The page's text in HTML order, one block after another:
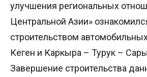
улучшения региональных
Центральной Азии»
строительством
Кеген и Каркыра – Турук –
Завершение строительства